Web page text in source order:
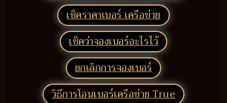
เช็คราคาเบอร์ เครือข่าย
เช็คว่าจองเบอร์อะไรไว้
ยกเลิกการจองเบอร์
วิธีการโอนเบอร์เครือข่าย True